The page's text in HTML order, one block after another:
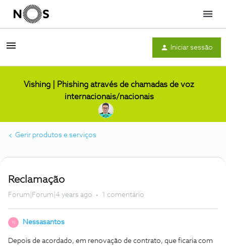
Menu
Iniciar sessão
Vishing | Phishing através de chamadas de voz
internacionais/nacionais
Gerir produtos e serviços
Reclamação
Forum|Forum|4 years ago 1 comentário
N Nessasantos
Depois de acordado, em renovação de contrato, que ficaria com